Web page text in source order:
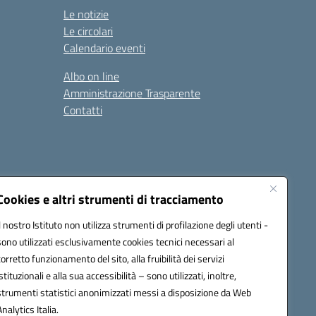
e altri strumenti di tracciamento
nostro Istituto non utilizza strumenti di profilazione degli utenti -
utilizzati esclusivamente cookies tecnici necessari al
funzionamento del sito, alla fruibilità dei servizi
e alla sua accessibilità – sono utilizzati, inoltre,
statistici anonimizzati messi a disposizione da Web
Italia.
Le notizie
Le circolari
Calendario eventi
Albo on line
Amministrazione Trasparente
Contatti